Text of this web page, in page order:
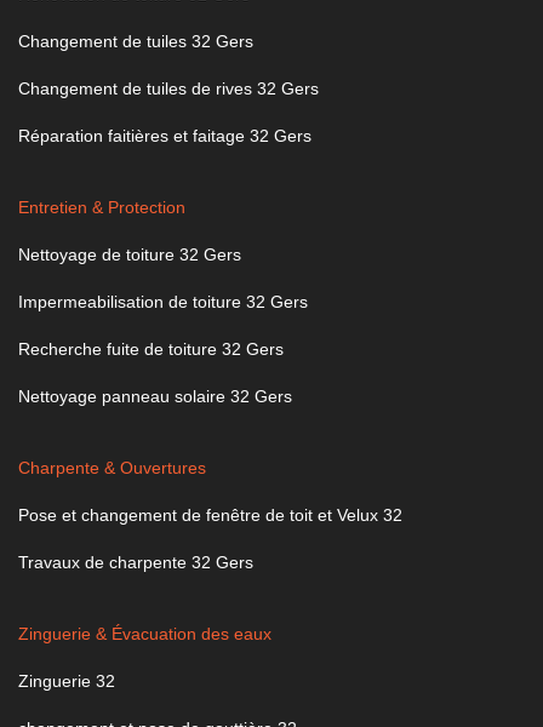
Changement de tuiles 32 Gers
Changement de tuiles de rives 32 Gers
Réparation faitières et faitage 32 Gers
Entretien & Protection
Nettoyage de toiture 32 Gers
Impermeabilisation de toiture 32 Gers
Recherche fuite de toiture 32 Gers
Nettoyage panneau solaire 32 Gers
Charpente & Ouvertures
Pose et changement de fenêtre de toit et Velux 32
Travaux de charpente 32 Gers
Zinguerie & Évacuation des eaux
Zinguerie 32